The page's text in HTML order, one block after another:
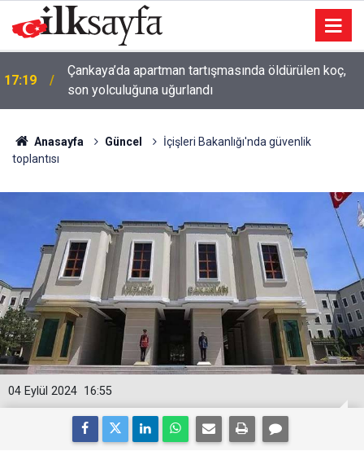
17:19
Çankaya’da apartman tartışmasında öldürülen koç,
son yolculuğuna uğurlandı
Anasayfa Güncel
İçişleri Bakanlığı'nda güvenlik
toplantısı
16:55
04 Eylül 2024